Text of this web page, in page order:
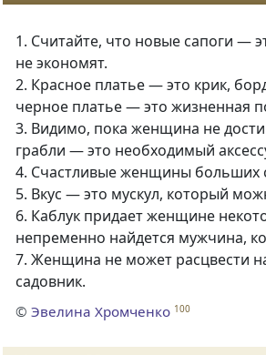
1. Считайте, что новые сапоги —
не экономят.
2. Красное платье — это крик,
черное платье — это жизненная
3. Видимо, пока женщина не
грабли — это необходимый
4. Счастливые женщины больших
5. Вкус — это мускул, который
6. Каблук придает женщине
непременно найдется мужчина,
7. Женщина не может расцвести
садовник.
©Эвелина Хромченко 100